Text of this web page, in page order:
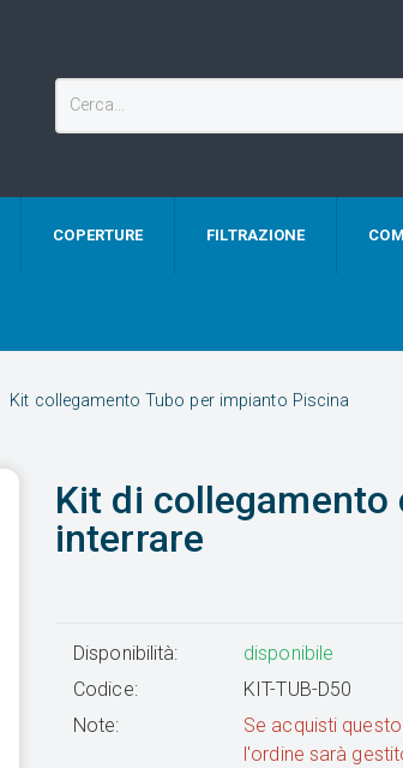
COPERTURE FILTRAZIONE
Kit collegamento Tubo per impianto Piscina
Kit di
interrare
Disponibilità:
disponibile
Codice:
KIT-TUB-D50
Note:
Se acquisti
l'ordine sarà